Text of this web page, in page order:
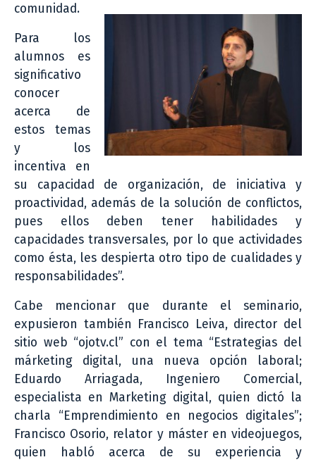
comunidad.
Para los
alumnos es
significativo
conocer
acerca de
estos temas
y los
incentiva en
su capacidad de organización, de iniciativa y
proactividad, además de la solución de conflictos,
pues ellos deben tener habilidades y
capacidades transversales, por lo que actividades
como ésta, les despierta otro tipo de cualidades y
responsabilidades”.
Cabe mencionar que durante el seminario,
expusieron también Francisco Leiva, director del
sitio web “ojotv.cl” con el tema “Estrategias del
márketing digital, una nueva opción laboral;
Eduardo Arriagada, Ingeniero Comercial,
especialista en Marketing digital, quien dictó la
charla “Emprendimiento en negocios digitales”;
Francisco Osorio, relator y máster en videojuegos,
quien habló acerca de su experiencia y